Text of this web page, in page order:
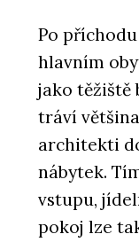
Po
hlavním
jako těžiště
tráví
architekti
nábytek.
vstupu,
pokoj lze